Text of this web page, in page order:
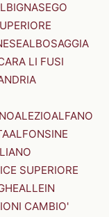
ALBOSAGGIA
LI FUSI
ALEZIOALFANO
ALFONSINE
SUPERIORE
ALLEIN
CAMBIO'